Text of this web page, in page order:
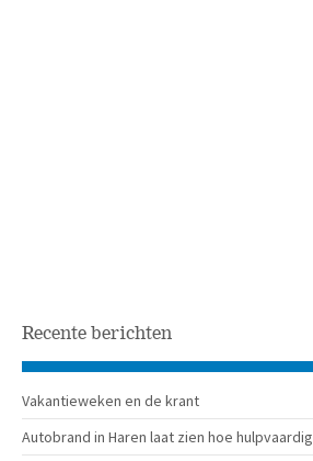
Recente berichten
Vakantieweken en de krant
Autobrand in Haren laat zien hoe